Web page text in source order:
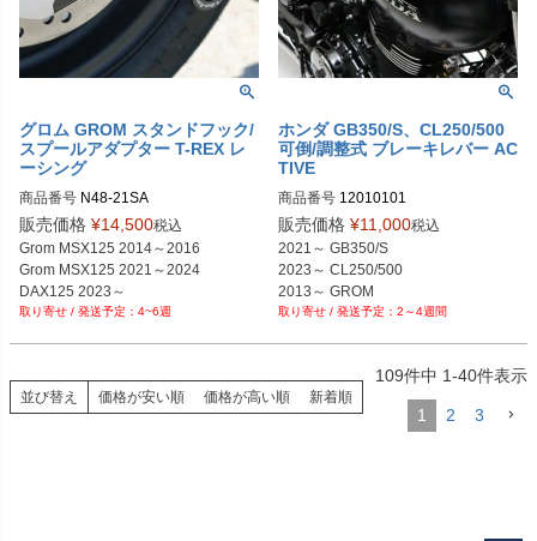
グロム GROM スタンドフック/
スプールアダプター T-REX レ
ーシング
商品番号 N48-21SA
販売価格 ¥14,500税込
Grom MSX125 2014～2016
Grom MSX125 2021～2024
DAX125 2023～
4~6週
ホンダ GB350/S、CL250/500
可倒/調整式 ブレーキレバー AC
TIVE
商品番号 12010101
販売価格 ¥11,000税込
2021～ GB350/S
2023～ CL250/500
2013～ GROM
2018～ CB250R
2～4週間
並び替え 価格が安い順 価格が高い順 新着順
109件中 1-40件表示
1 2 3